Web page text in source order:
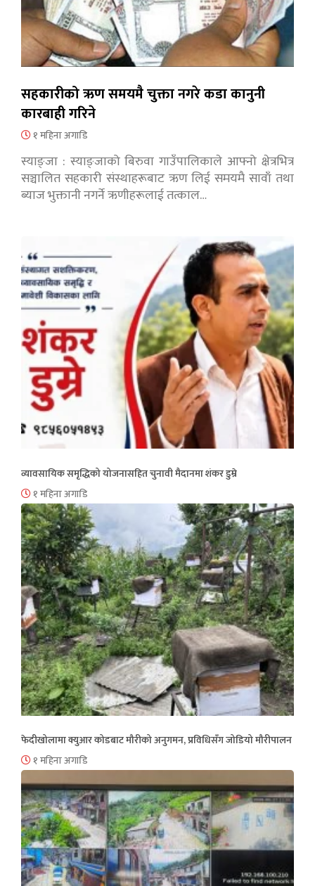
सहकारीको ऋण समयमै चुक्ता नगरे कडा कानुनी
कारबाही गरिने
१ महिना अगाडि
स्याङ्जा : स्याङ्जाको बिरुवा गाउँपालिकाले आफ्नो क्षेत्रभित्र
सञ्चालित सहकारी संस्थाहरूबाट ऋण लिई समयमै सावाँ तथा
ब्याज भुक्तानी नगर्ने ऋणीहरूलाई तत्काल…
व्यावसायिक समृद्धिको योजनासहित चुनावी मैदानमा शंकर डुम्रे
१ महिना अगाडि
फेदीखोलामा क्युआर कोडबाट मौरीको अनुगमन, प्रविधिसँग जोडियो मौरीपालन
१ महिना अगाडि